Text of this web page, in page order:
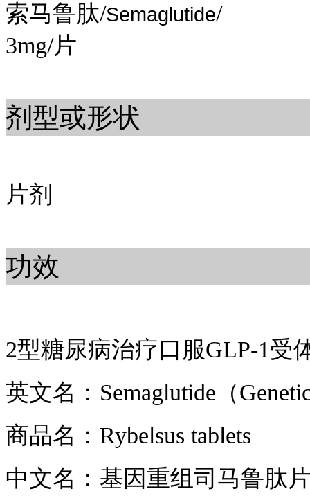
索马鲁肽/Semaglutide/
3mg/片
剂型或形状
片剂
功效
2型糖尿病治疗口服GLP-1受
英文名：Semaglutide（
商品名：Rybelsus tablets
中文名：基因重组司马鲁肽